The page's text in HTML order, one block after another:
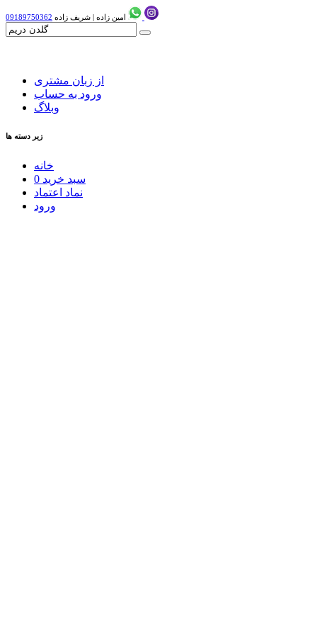
09189750362 امین زاده | شریف زاده
از زبان مشتری
ورود به حساب
وبلاگ
زیر دسته ها
خانه
0 سبد خرید
نماد اعتماد
ورود